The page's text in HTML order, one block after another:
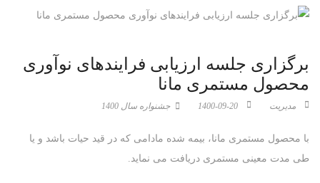
برگزاری جلسه ارزیابی فرایندهای نوآوری
محصول مستمری مانا
مدیریت جشنواره سال 1400
با محصول مستمری مانا، بیمه شده مادامی که در قید حیات باشد و یا
طی مدت معینی مستمری دریافت می نماید.